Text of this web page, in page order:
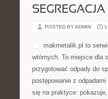
POSTED BY ADMIN
makmetalik.pl to
wtórnych. To miejsce dla
przygotować odpady do
postępowanie z
się na praktyce: